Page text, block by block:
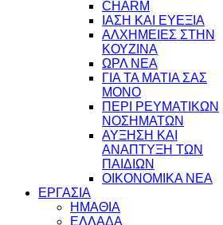
CHARM
ΙΑΣΗ ΚΑΙ ΕΥΕΞΙΑ
ΑΛΧΗΜΕΙΕΣ ΣΤΗΝ
ΚΟΥΖΙΝΑ
ΩΡΛ ΝEA
ΓΙΑ ΤΑ ΜΑΤΙΑ ΣΑΣ
ΜΟΝΟ
ΠΕΡΙ ΡΕΥΜΑΤΙΚΩΝ
ΝΟΣΗΜΑΤΩΝ
ΑΥΞΗΣΗ ΚΑΙ
ΑΝΑΠΤΥΞΗ ΤΩΝ
ΠΑΙΔΙΩΝ
ΟΙΚΟΝΟΜΙΚΑ ΝΕΑ
ΕΡΓΑΣΙΑ
ΗΜΑΘΙΑ
ΕΛΛΑΔΑ